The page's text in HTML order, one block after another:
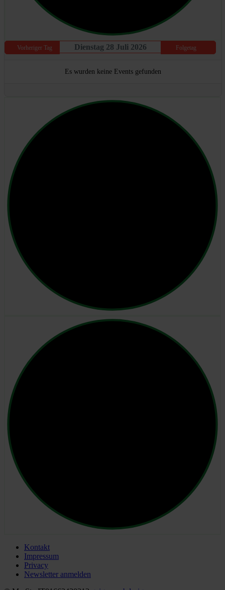
Vorheriger Tag Dienstag 28 Juli 2026 Folgetag
Es wurden keine Events gefunden
Kontakt
Impressum
Privacy
Newsletter anmelden